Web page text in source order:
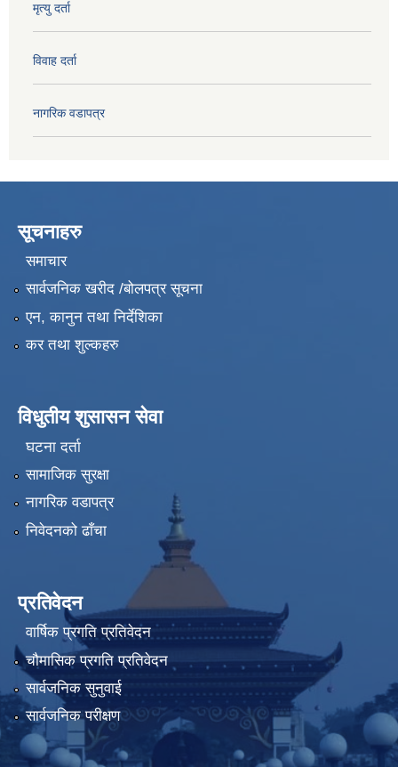
मृत्यु दर्ता
विवाह दर्ता
नागरिक वडापत्र
सूचनाहरु
समाचार
सार्वजनिक खरीद /बोलपत्र सूचना
एन, कानुन तथा निर्देशिका
कर तथा शुल्कहरु
विधुतीय शुसासन सेवा
घटना दर्ता
सामाजिक सुरक्षा
नागरिक वडापत्र
निवेदनको ढाँचा
प्रतिवेदन
वार्षिक प्रगति प्रतिवेदन
चौमासिक प्रगति प्रतिवेदन
सार्वजनिक सुनुवाई
सार्वजनिक परीक्षण